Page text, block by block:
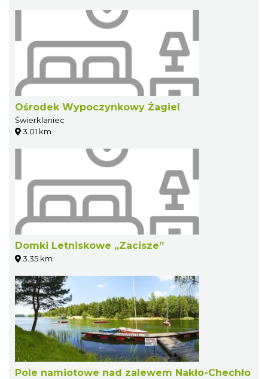
Ośrodek Wypoczynkowy Żagiel
Świerklaniec
3.01 km
Domki Letniskowe „Zacisze”
3.35 km
Pole namiotowe nad zalewem Nakło-Chechło